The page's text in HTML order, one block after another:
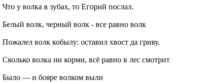
Что у волка в зубах, то Егорий послал.
Белый волк, черный волк - все равно волк
Пожалел волк кобылу: оставил хвост да гриву.
Сколько волка ни корми, всё равно в лес смотрит
Было — и бояре волком выли